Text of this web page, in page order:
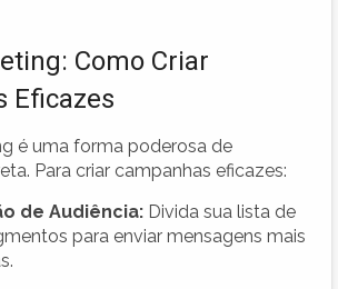
Como Criar
Eficazes
é uma forma poderosa de
Para criar campanhas eficazes:
de Audiência: Divida sua lista de
para enviar mensagens mais